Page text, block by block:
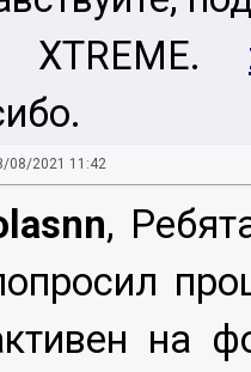
XTREME.
08/2021 11:42
,
на